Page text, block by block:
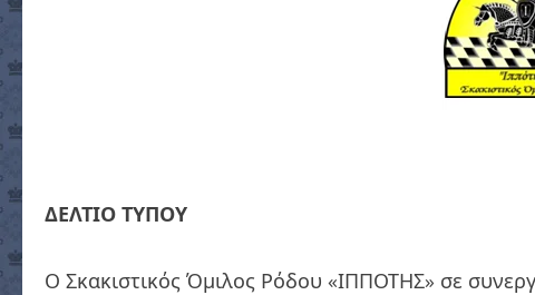
ΔΕΛΤΙΟ ΤΥΠΟΥ
Ο Σκακιστικός Όμιλος Ρόδου «ΙΠΠΟΤΗΣ» σε